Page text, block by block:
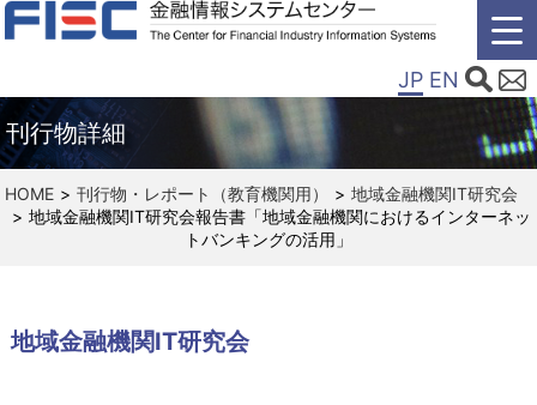
JP EN
刊行物詳細
HOME 刊行物・レポート（教育機関用）
地域金融機関IT研究会
地域金融機関IT研究会報告書「地域金融機関におけるインターネッ
トバンキングの活用」
地域金融機関IT研究会